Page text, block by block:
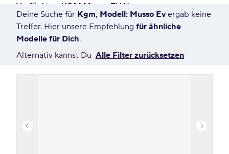
Verfügbare KGM Musso EV Neuwagen
7623 Angebote für Deine Suche
Deine Suche für Kgm, Modell: Musso Evergab keine
Treffer. Hier unsere Empfehlung für ähnliche
Modelle für Dich.
Alternativ kannst Du Alle Filter zurücksetzen